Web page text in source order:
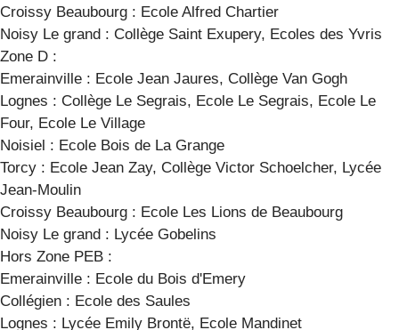
Croissy Beaubourg : Ecole Alfred Chartier
Noisy Le grand : Collège Saint Exupery, Ecoles des Yvris
Zone D :
Emerainville : Ecole Jean Jaures, Collège Van Gogh
Lognes : Collège Le Segrais, Ecole Le Segrais, Ecole Le
Four, Ecole Le Village
Noisiel : Ecole Bois de La Grange
Torcy : Ecole Jean Zay, Collège Victor Schoelcher, Lycée
Jean-Moulin
Croissy Beaubourg : Ecole Les Lions de Beaubourg
Noisy Le grand : Lycée Gobelins
Hors Zone PEB :
Emerainville : Ecole du Bois d'Emery
Collégien : Ecole des Saules
Lognes : Lycée Emily Brontë, Ecole Mandinet